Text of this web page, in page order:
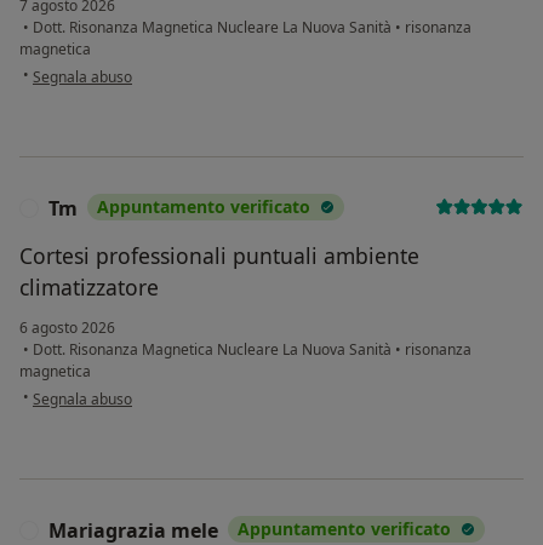
7 agosto 2026
• Dott. Risonanza Magnetica Nucleare La Nuova Sanità • risonanza
magnetica
• secondo l'opinione dell'utente Daniela
Segnala abuso
Tm Appuntamento verificato
Cortesi professionali puntuali ambiente
climatizzatore
6 agosto 2026
• Dott. Risonanza Magnetica Nucleare La Nuova Sanità • risonanza
magnetica
• secondo l'opinione dell'utente Tm
Segnala abuso
Mariagrazia mele Appuntamento verificato